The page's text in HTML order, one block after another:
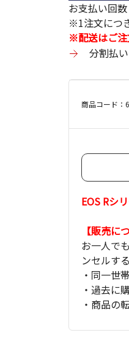
お支払い回数
※1注文につ
※配送はご注
分割払
商品コード：
EOS Rシ
【販売に
お一人で
ンセルす
・同一世
・過去に
・商品の